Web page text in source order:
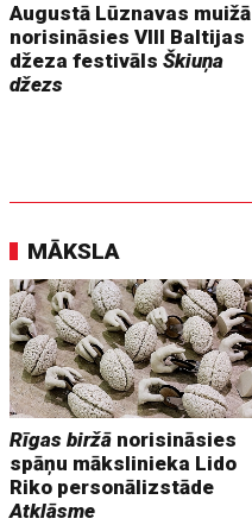
Augustā Lūznavas muižā
norisināsies VIII Baltijas
džeza festivālsŠkiuņa
džezs
MĀKSLA
Rīgas biržā norisināsies
spāņu mākslinieka Lido
Riko personālizstāde
Atklāsme